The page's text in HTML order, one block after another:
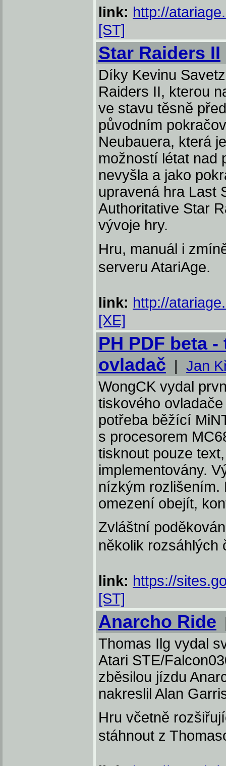
link: http://
[ST]
Star Raiders II
Díky Kevinu
Raiders II, kterou
ve stavu těsně
původním
Neubauera, která
možností létat nad
nevyšla a jako
upravená hra Last
Authoritative Star
vývoje hry.
Hru, manuál i
serveru AtariAge.
link: http://
[XE]
PH PDF beta
ovladač | Jan
WongCK vydal
tiskového
potřeba běžící
s procesorem
tisknout pouze
implementovány.
nízkým rozlišením.
omezení obejít,
Zvláštní
několik rozsáhlých
link: https://
[ST]
Anarcho Ride
Thomas Ilg vydal
Atari STE/
zběsilou jízdu
nakreslil Alan
Hru včetně
stáhnout z